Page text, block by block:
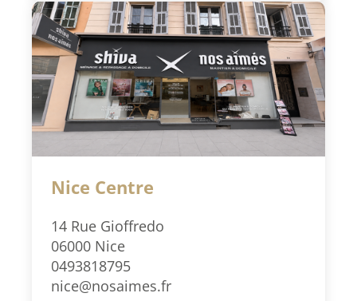
Nice Centre
14 Rue Gioffredo
06000 Nice
0493818795
nice@nosaimes.fr